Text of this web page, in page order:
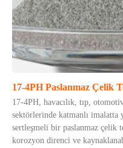
17-4PH Paslanmaz Çelik
17-4PH, havacılık, tıp,
sektörlerinde katmanlı imalatta
sertleşmeli bir paslanmaz çelik
korozyon direnci ve